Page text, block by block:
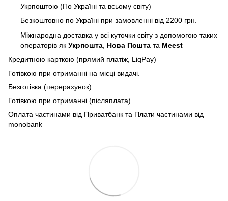
Укрпоштою (По Україні та всьому світу)
Безкоштовно по Україні при замовленні від 2200 грн.
Міжнародна доставка у всі куточки світу з допомогою таких
операторів як Укрпошта Нова Пошта та Meest
Кредитною карткою (прямий платіж, LiqPay)
Готівкою при отриманні на місці видачі.
Безготівка (перерахунок).
Готівкою при отриманні (післяплата).
Оплата частинами від Приватбанк та Плати частинами від
monobank